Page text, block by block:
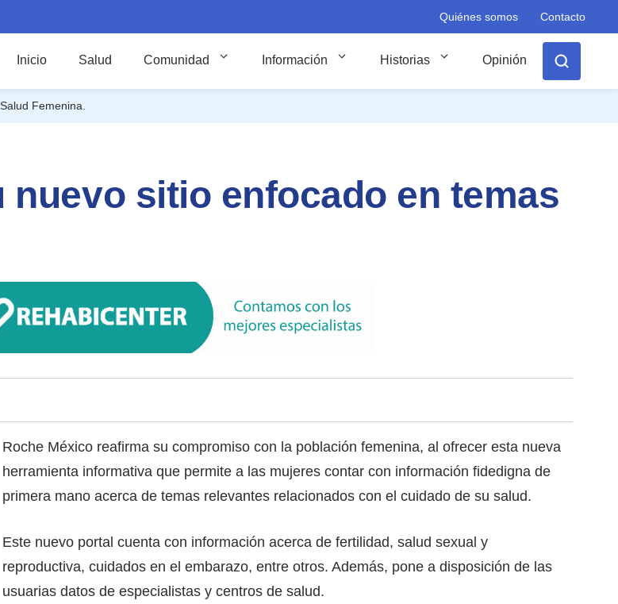
Quiénes somos Contacto
Inicio Salud Comunidad Información Historias Opinión
Femenina.
nuevo sitio enfocado en temas
Roche México reafirma su compromiso con la población femenina, al ofrecer esta nueva
herramienta informativa que permite a las mujeres contar con información fidedigna de
primera mano acerca de temas relevantes relacionados con el cuidado de su salud.
Este nuevo portal cuenta con información acerca de fertilidad, salud sexual y
reproductiva, cuidados en el embarazo, entre otros. Además, pone a disposición de las
usuarias datos de especialistas y centros de salud.